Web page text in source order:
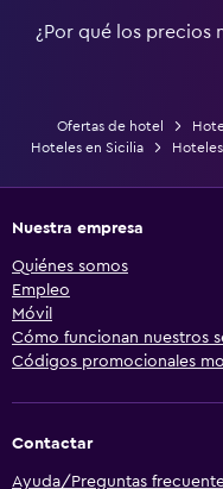
¿Por qué los precios
Ofertas de hotel
Hoteles en Sicilia
Nuestra empresa
Quiénes somos
Empleo
Móvil
Cómo funcionan nuestros
Códigos promocionales
Contactar
Ayuda/Preguntas